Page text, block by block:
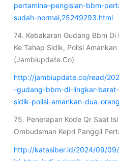
pertamina–pengisian-bbm-
sudah-normal,25249293.html
74. Kebakaran Gudang Bbm
Ke Tahap Sidik, Polisi
(Jambiupdate.Co)
http://jambiupdate.co/read/
-gudang-bbm-di-lingkar-
sidik-polisi-amankan-dua-
75. Penerapan Kode Qr Saat
Ombudsman Kepri Panggil
http://katasiber.id/2024/09/